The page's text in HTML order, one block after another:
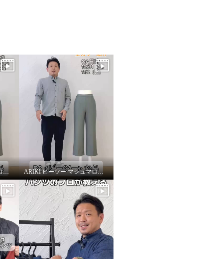
ARIKI ピーツー マシュマロ起毛ソフトワイドパンツ〜改善ポイント②〜 ARIKI ピーツー マシュマロ起毛ソフトワイドパンツ〜全カラー紹介〜